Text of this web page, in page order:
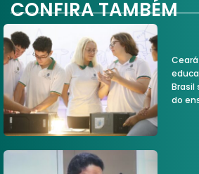
CONFIRA TAMBÉM
Brasil
do